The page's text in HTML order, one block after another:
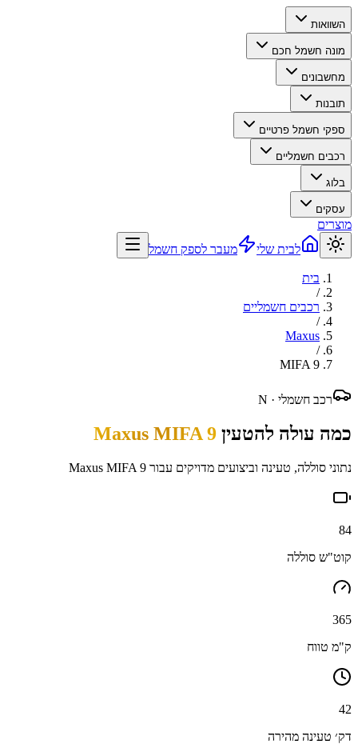
השוואות
מונה חשמל חכם
מחשבונים
תובנות
ספקי חשמל פרטיים
רכבים חשמליים
בלוג
עסקים
מוצרים
לבית שלי
מעבר לספק חשמל
בית
/
רכבים חשמליים
/
Maxus
/
MIFA 9
רכב חשמלי · N
כמה עולה להטעין Maxus MIFA 9
נתוני סוללה, טעינה וביצועים מדויקים עבור Maxus MIFA 9
84
קוט"ש סוללה
365
ק"מ טווח
42
דק׳ טעינה מהירה